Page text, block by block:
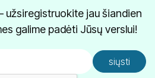
užsiregistruokite jau šiandien
galime padėti Jūsų verslui!